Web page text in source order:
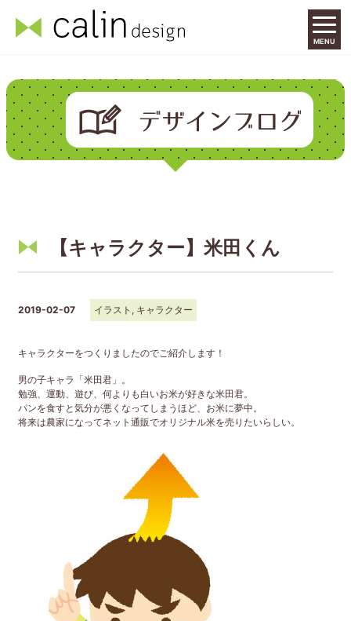
MENU
【キャラクター】米田くん
2019-02-07 イラスト , キャラクター
キャラクターをつくりましたのでご紹介します！
男の子キャラ「米田君」。
勉強、運動、遊び、何よりも白いお米が好きな米田君。
パンを食すと気分が悪くなってしまうほど、お米に夢中。
将来は農家になってネット通販でオリジナル米を売りたいらしい。